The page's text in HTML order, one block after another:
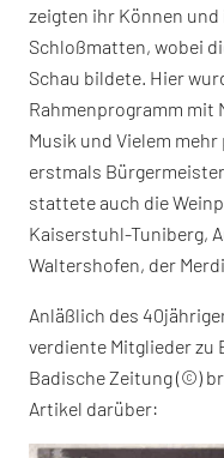
zeigten ihr Können
Schloßmatten, wobei
Schau bildete. Hier
Rahmenprogramm mit
Musik und Vielem
erstmals
stattete auch die
Kaiserstuhl-Tuniberg,
Waltershofen, der
Anläßlich des
verdiente Mitglieder zu
Badische Zeitung (©)
Artikel darüber: